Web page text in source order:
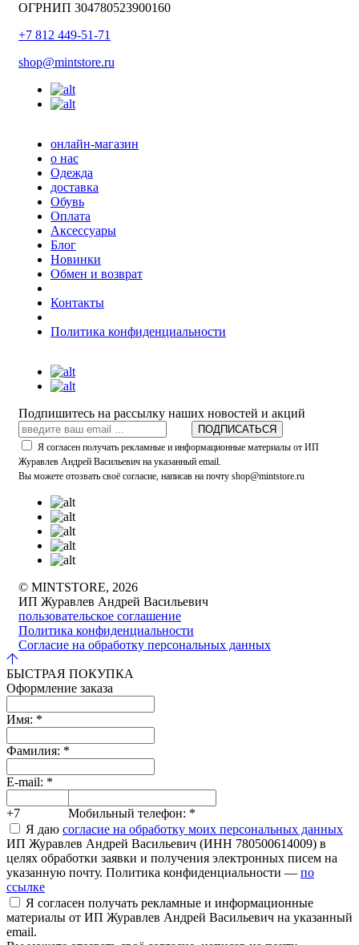
ОГРНИП 304780523900160
+7 812 449-51-71
shop@mintstore.ru
онлайн-магазин
о нас
Одежда
доставка
Обувь
Оплата
Аксессуары
Блог
Новинки
Обмен и возврат
Контакты
Политика конфиденциальности
Подпишитесь на рассылку наших новостей и акций
ПОДПИСАТЬСЯ
Я согласен получать рекламные и информационные материалы от ИП
Журавлев Андрей Васильевич на указанный email.
Вы можете отозвать своё согласие, написав на почту shop@mintstore.ru
© MINTSTORE, 2026
ИП Журавлев Андрей Васильевич
пользовательское соглашение
Политика конфиденциальности
Согласие на обработку персональных данных
БЫСТРАЯ ПОКУПКА
Оформление заказа
Имя: *
Фамилия: *
E-mail: *
+7 Мобильный телефон: *
Я даю согласие на обработку моих персональных данных
ИП Журавлев Андрей Васильевич (ИНН 780500614009) в
целях обработки заявки и получения электронных писем на
указанную почту. Политика конфиденциальности — по
ссылке
Я согласен получать рекламные и информационные
материалы от ИП Журавлев Андрей Васильевич на указанный
email.